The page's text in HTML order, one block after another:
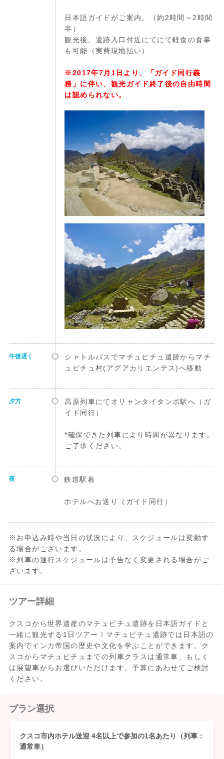
日本語ガイドがご案内。（約2時間～2時間
半）
観光後、遺跡入口付近にてにて軽食の食事
も可能（実費現地払い）
※2017年7月1日より、「ガイド同行義
務」に伴い、観光ガイド終了後の自由時間
は認められない。
午後遅く
シャトルバスでマチュピチュ遺跡からマチ
ュピチュ村(アグアカリエンテス)へ移動
夕方
高原列車にてオリャンタイタンボ駅へ（ガ
イド同行）
*確保できた列車により時間が異なります。
ご了承ください。
夜 鉄道駅着
ホテルへお送り（ガイド同行）
※お申込み時や当日の状況により、スケジュールは変動す
る場合がございます。
※列車の運行スケジュールは予告なく変更される場合がご
ざいます。
ツアー詳細
クスコから世界遺産のマチュピチュ遺跡を日本語ガイドと
一緒に観光する1日ツアー！マチュピチュ遺跡では日本語の
案内でインカ帝国の歴史や文化を学ぶことができます。ク
スコからマチュピチュまでの列車クラスは通常車、もしく
は展望車からお選びいただけます。予算にあわせてご検討
ください。
プラン選択
クスコ市内ホテル送迎 4名以上で参加の1名あたり（列車：
通常車）